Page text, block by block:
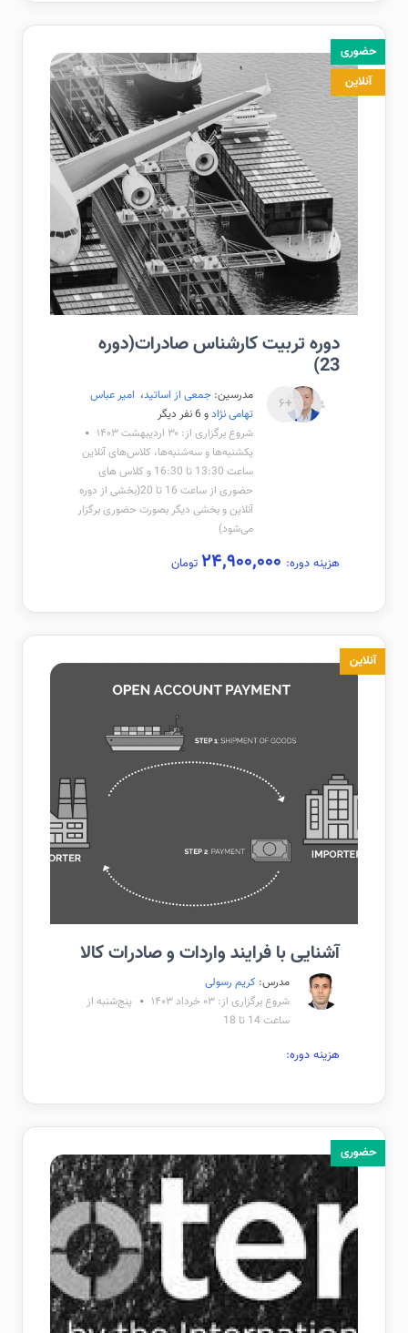
حضوری
آنلاین
دوره تربیت کارشناس صادرات(دوره
23)
+۶ مدرسین: جمعی از اساتید، امیر عباس
تهامی نژادو 6 نفر دیگر
شروع برگزاری از: ۳۰ اردیبهشت ۱۴۰۳
یکشنبه‌ها و سه‌شنبه‌ها، کلاس‌های آنلاین
ساعت 13:30 تا 16:30 و کلاس ‌های
حضوری از ساعت 16 تا 20(بخشی از دوره
آنلاین و بخشی دیگر بصورت حضوری برگزار
می‌شود)
هزینه دوره: تومان
آنلاین
آشنایی با فرایند واردات و صادرات کالا
مدرس: کریم رسولی
شروع برگزاری از: ۰۳ خرداد ۱۴۰۳
پنج‌شنبه از
ساعت 14 تا 18
هزینه دوره:
حضوری